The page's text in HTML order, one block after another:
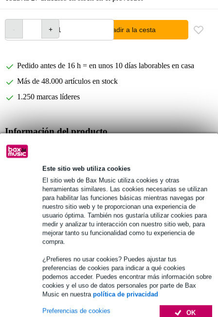
Este sitio web utiliza cookies
El sitio web de Bax Music utiliza cookies y otras
herramientas similares. Las cookies necesarias se utilizan
para habilitar las funciones básicas mientras navegas por
nuestro sitio web y te proporcionan una experiencia de
usuario óptima. También nos gustaría utilizar cookies para
medir y analizar tu interacción con nuestro sitio web, para
mejorar tanto su funcionalidad como tu experiencia de
compra.
¿Prefieres no usar cookies? Puedes ajustar tus
preferencias de cookies para indicar a qué cookies
podemos acceder. Puedes encontrar más información sobre
cookies y el uso de datos personales por parte de Bax
Music en nuestra política de privacidad
OK
Preferencias de cookies
añadir a la cesta
Pedido antes de 16 h = en unos 10 días laborables en casa
Más de 48.000 artículos en stock
1.250 marcas líderes
Información del producto
número de cañas: 3
Especificaciones completas
Véase también (2)